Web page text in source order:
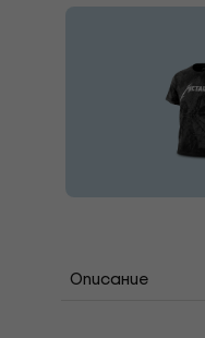
Описание